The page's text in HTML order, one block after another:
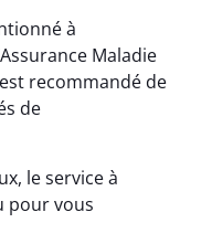
à
Maladie
recommandé de
de
le service à
pour vous